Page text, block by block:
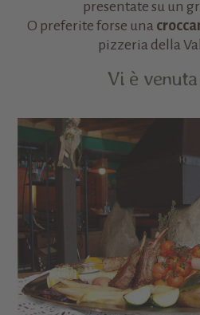
presentate su un
O preferite forse una
pizzeria della
Vi è